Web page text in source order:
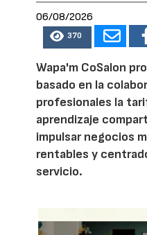
06/08/2026
370
Wapa'm CoSalon
basado en la
profesionales la
aprendizaje
impulsar negocios
rentables y
servicio.